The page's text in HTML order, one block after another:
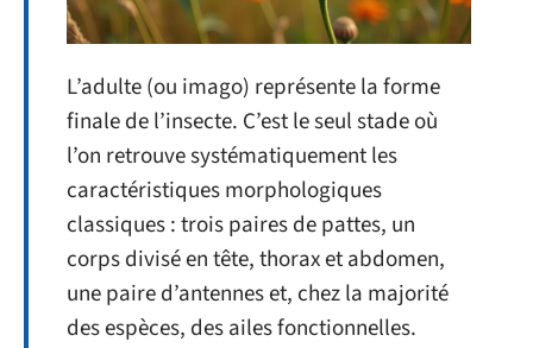
L’adulte (ou imago) représente la forme
finale de l’insecte. C’est le seul stade où
l’on retrouve systématiquement les
caractéristiques morphologiques
classiques : trois paires de pattes, un
corps divisé en tête, thorax et abdomen,
une paire d’antennes et, chez la majorité
des espèces, des ailes fonctionnelles.